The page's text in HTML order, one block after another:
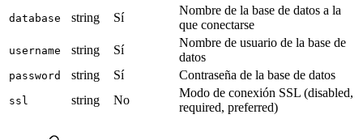
database string Sí
Nombre de la base de datos a la
que conectarse
username string Sí
Nombre de usuario de la base de
datos
password string Sí Contraseña de la base de datos
ssl string No
Modo de conexión SSL (disabled,
required, preferred)